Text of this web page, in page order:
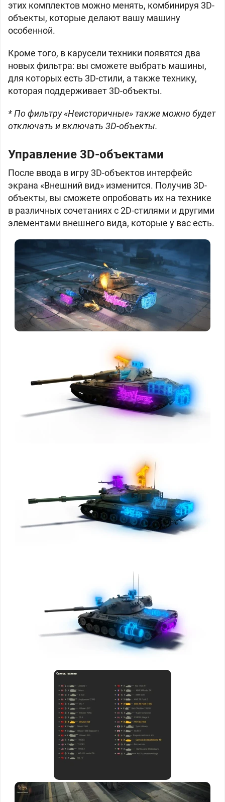
этих комплектов можно менять, комбинируя 3D-
объекты, которые делают вашу машину
особенной.
Кроме того, в карусели техники появятся два
новых фильтра: вы сможете выбрать машины,
для которых есть 3D-стили, а также технику,
которая поддерживает 3D-объекты.
* По фильтру «Неисторичные» также можно будет
отключать и включать 3D-объекты.
Управление 3D-объектами
После ввода в игру 3D-объектов интерфейс
экрана «Внешний вид» изменится. Получив 3D-
объекты, вы сможете опробовать их на технике
в различных сочетаниях с 2D-стилями и другими
элементами внешнего вида, которые у вас есть.